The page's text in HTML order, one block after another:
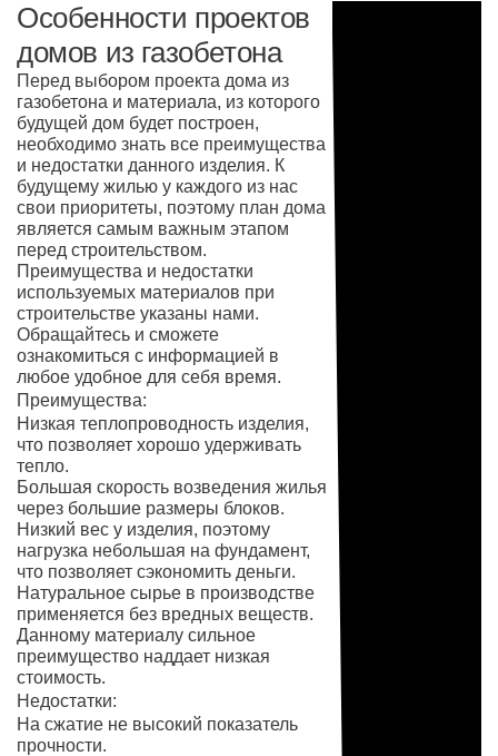
Особенности проектов
домов из газобетона
Перед выбором проекта дома из
газобетона и материала, из которого
будущей дом будет построен,
необходимо знать все преимущества
и недостатки данного изделия. К
будущему жилью у каждого из нас
свои приоритеты, поэтому план дома
является самым важным этапом
перед строительством.
Преимущества и недостатки
используемых материалов при
строительстве указаны нами.
Обращайтесь и сможете
ознакомиться с информацией в
любое удобное для себя время.
Преимущества:
Низкая теплопроводность изделия,
что позволяет хорошо удерживать
тепло.
Большая скорость возведения жилья
через большие размеры блоков.
Низкий вес у изделия, поэтому
нагрузка небольшая на фундамент,
что позволяет сэкономить деньги.
Натуральное сырье в производстве
применяется без вредных веществ.
Данному материалу сильное
преимущество наддает низкая
стоимость.
Недостатки:
На сжатие не высокий показатель
прочности.